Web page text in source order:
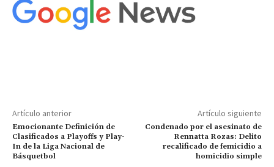
Artículo anterior
Emocionante Definición de
Clasificados a Playoffs y Play-
In de la Liga Nacional de
Básquetbol
Artículo siguiente
Condenado por el asesinato de
Rennatta Rozas: Delito
recalificado de femicidio a
homicidio simple